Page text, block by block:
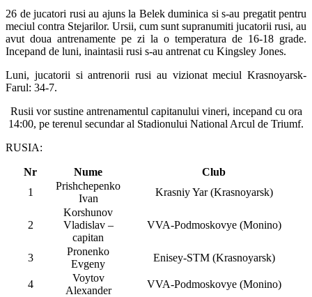
26 de jucatori rusi au ajuns la Belek duminica si s-au pregatit pentru
meciul contra Stejarilor. Ursii, cum sunt supranumiti jucatorii rusi, au
avut doua antrenamente pe zi la o temperatura de 16-18 grade.
Incepand de luni, inaintasii rusi s-au antrenat cu Kingsley Jones.
Luni, jucatorii si antrenorii rusi au vizionat meciul Krasnoyarsk-
Farul: 34-7.
Rusii vor sustine antrenamentul capitanului vineri, incepand cu ora
14:00, pe terenul secundar al Stadionului National Arcul de Triumf.
RUSIA:
Nr Nume
Club
1
Prishchepenko
Ivan
Krasniy Yar (Krasnoyarsk)
2
Korshunov
Vladislav –
capitan
VVA-Podmoskovye (Monino)
3
Pronenko
Evgeny
Enisey-STM (Krasnoyarsk)
4
Voytov
Alexander
VVA-Podmoskovye (Monino)